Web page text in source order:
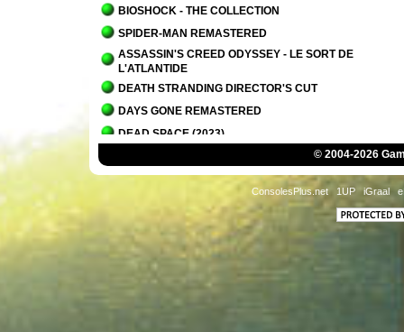
BIOSHOCK - THE COLLECTION
SPIDER-MAN REMASTERED
ASSASSIN'S CREED ODYSSEY - LE SORT DE
L'ATLANTIDE
DEATH STRANDING DIRECTOR'S CUT
DAYS GONE REMASTERED
DEAD SPACE (2023)
PLANET OF LANA
OVERCOOKED! - THE LOST MORSEL
ALAN WAKE 2
ALAN WAKE 2 - LA MAISON DU LAC
SCORN
ALAN WAKE - L'ECRIVAIN
© 2004-2026
ConsolesPlus.net 1UP iGraal